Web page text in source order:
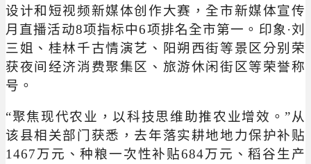
设计和短视频新媒体创作大赛，全市新媒体宣传
月直播活动8项指标中6项排名全市第一。印象·刘
三姐、桂林千古情演艺、阳朔西街等景区分别荣
获夜间经济消费聚集区、旅游休闲街区等荣誉称
号。
“聚焦现代农业，以科技思维助推农业增效。”从
该县相关部门获悉，去年落实耕地地力保护补贴
1467万元、种粮一次性补贴684万元、稻谷生产